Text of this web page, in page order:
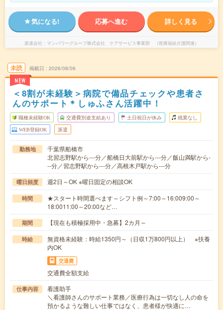
気になる! 応募へ進む 詳しく見る
派遣会社 マンパワーグループ株式会社 ケアサービス事業部 （医療福祉介護関連）
未読
NEW
掲載日 2026/08/06
＜8割が未経験＞病院で備品チェックや患者さ
んのサポート＊しゅふさん活躍中！
職種未経験OK 交通費別途支給あり 土日祝日が休み 残業なし
WEB登録OK 派遣
勤務地
千葉県船橋市
北習志野駅から---分／船橋日大前駅から---分／飯山満駅から-
--分／習志野駅から---分／高根木戸駅から---分
曜日頻度 週2日～OK ※曜日固定の相談OK
時間
★スタート時間選べます～シフト例～7:00～16:009:00～
18:0011:00～20:00など…
期間 【現在も積極採用中・急募】2カ月～
時給
無資格未経験：時給1350円～（日収1万800円以上） ※扶養
内OK
交通費
交通費全額支給
仕事内容
看護助手
＼看護師さんのサポート業務／医療行為は一切なし人の命を
預かるような難しい仕事ではなく、患者様が快適に…